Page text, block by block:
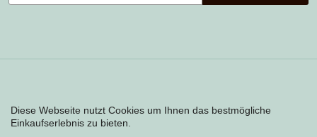
unsere
Instagram
Diese Webseite nutzt Cookies um Ihnen das bestmögliche
Einkaufserlebnis zu bieten.